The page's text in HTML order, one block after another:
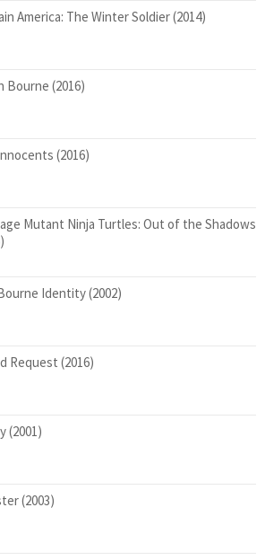
America: The Winter Soldier (2014)
Bourne (2016)
(2016)
Mutant Ninja Turtles: Out of the Shadows
Identity (2002)
Request (2016)
(2001)
(2003)